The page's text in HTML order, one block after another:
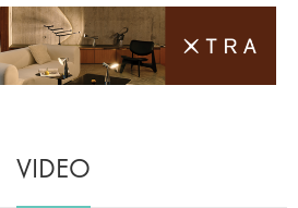
VIDEO